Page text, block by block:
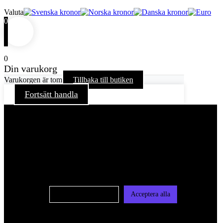
Valuta
0
0
Din varukorg
Varukorgen är tom Tillbaka till butiken
Fortsätt handla
Acceptera alla